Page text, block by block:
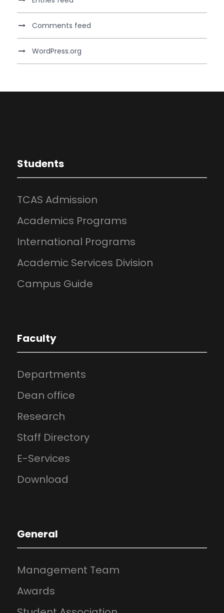
Comments feed
WordPress.org
Students
TCAS Admission
Academics Programs
International Programs
Academic Services Division
Campus Guide
Faculty
Departments
Dean office
Research
Staff Directory
E-Services
Download
General
Management Team
Awards